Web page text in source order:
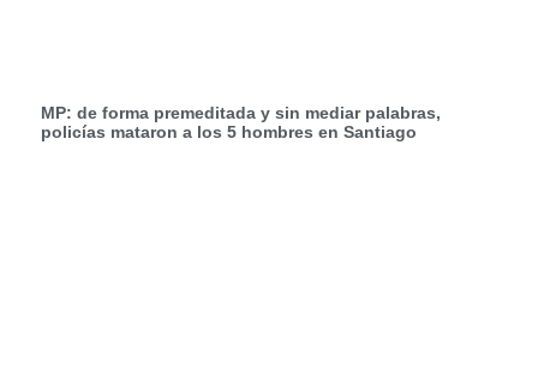
MP: de forma premeditada y sin mediar palabras,
policías mataron a los 5 hombres en Santiago